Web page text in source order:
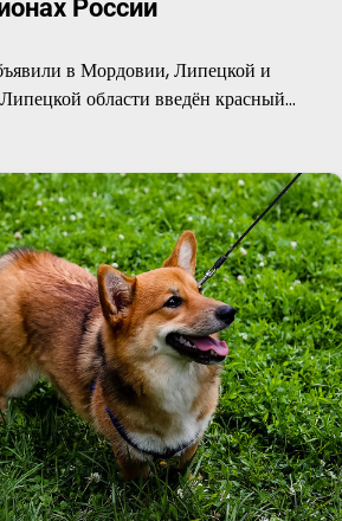
России
в Мордовии, Липецкой и
области введён красный…